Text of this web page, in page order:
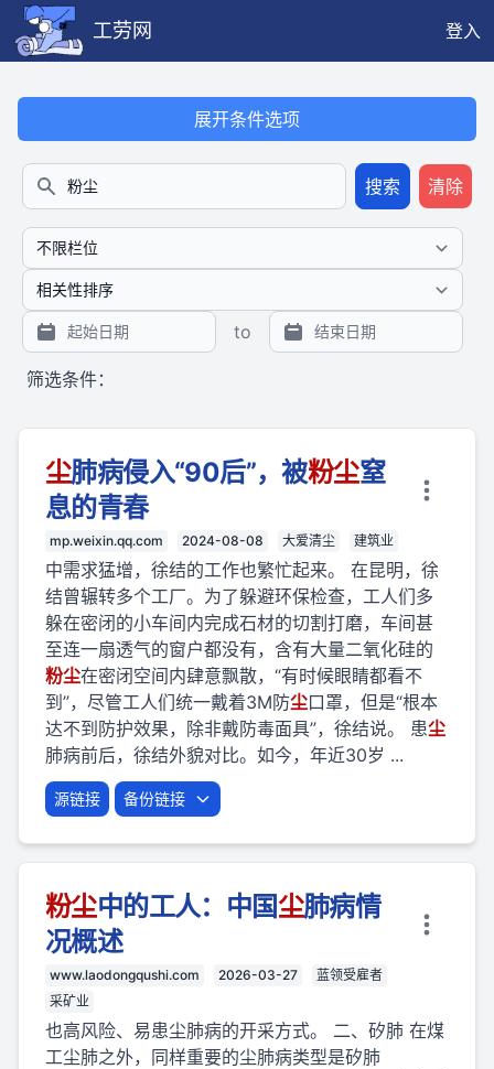
工劳网
登入
展开条件选项
搜索
搜索 清除
to
筛选条件：
尘肺病侵入“90后”，被粉尘窒
息的青春
mp.weixin.qq.com 2024-08-08 大爱清尘 建筑业
中需求猛增，徐结的工作也繁忙起来。 在昆明，徐
结曾辗转多个工厂。为了躲避环保检查，工人们多
躲在密闭的小车间内完成石材的切割打磨，车间甚
至连一扇透气的窗户都没有，含有大量二氧化硅的
粉尘在密闭空间内肆意飘散，“有时候眼睛都看不
到”，尽管工人们统一戴着3M防尘口罩，但是“根本
达不到防护效果，除非戴防毒面具”，徐结说。 患尘
肺病前后，徐结外貌对比。如今，年近30岁 ...
源链接 备份链接
粉尘中的工人：中国尘肺病情
况概述
www.laodongqushi.com 2026-03-27
蓝领受雇者
采矿业
也高风险、易患尘肺病的开采方式。 二、矽肺 在煤
工尘肺之外，同样重要的尘肺病类型是矽肺